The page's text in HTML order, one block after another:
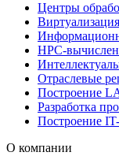
Центры
HPC-
Отраслевые
Построение
Разработка
Построение
О компании